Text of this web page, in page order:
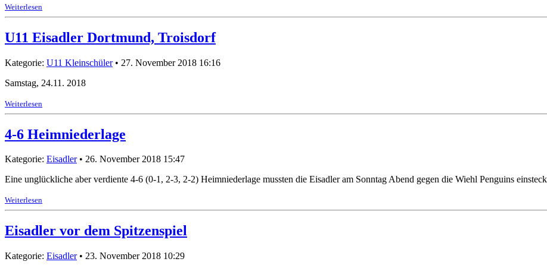
Weiterlesen
U11 Eisadler Dortmund, Troisdorf
Kategorie: U11 Kleinschüler• 27. November 2018 16:16
Samstag, 24.11. 2018
Weiterlesen
4-6 Heimniederlage
Kategorie: Eisadler• 26. November 2018 15:47
Eine unglückliche aber verdiente 4-6 (0-1, 2-3, 2-2) Heimniederlage mussten die Eisadler am Sonntag Abend gegen die Wiehl Penguins
Weiterlesen
Eisadler vor dem Spitzenspiel
Kategorie: Eisadler• 23. November 2018 10:29